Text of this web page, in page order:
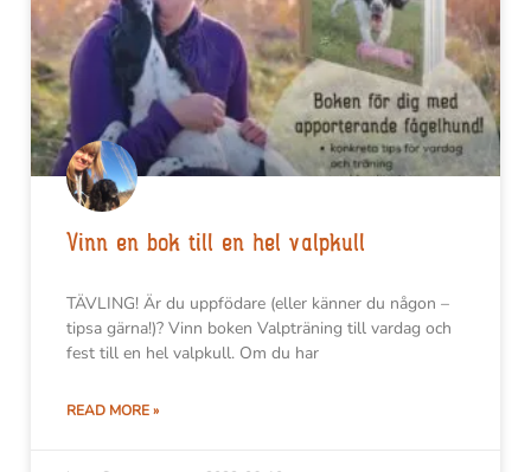
Vinn en bok till en hel valpkull
TÄVLING! Är du uppfödare (eller känner du någon –
tipsa gärna!)? Vinn boken Valpträning till vardag och
fest till en hel valpkull. Om du har
READ MORE »